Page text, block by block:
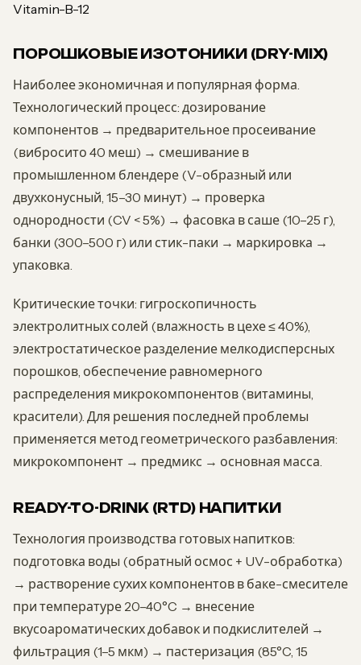
Vitamin-B-12
ПОРОШКОВЫЕ ИЗОТОНИКИ (DRY-MIX)
Наиболее экономичная и популярная форма.
Технологический процесс: дозирование
компонентов → предварительное просеивание
(вибросито 40 меш) → смешивание в
промышленном блендере (V-образный или
двухконусный, 15–30 минут) → проверка
однородности (CV < 5%) → фасовка в саше (10–25 г),
банки (300–500 г) или стик-паки → маркировка →
упаковка.
Критические точки: гигроскопичность
электролитных солей (влажность в цехе ≤ 40%),
электростатическое разделение мелкодисперсных
порошков, обеспечение равномерного
распределения микрокомпонентов (витамины,
красители). Для решения последней проблемы
применяется метод геометрического разбавления:
микрокомпонент → предмикс → основная масса.
READY-TO-DRINK (RTD) НАПИТКИ
Технология производства готовых напитков:
подготовка воды (обратный осмос + UV-обработка)
→ растворение сухих компонентов в баке-смесителе
при температуре 20–40°C → внесение
вкусоароматических добавок и подкислителей →
фильтрация (1–5 мкм) → пастеризация (85°C, 15